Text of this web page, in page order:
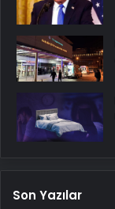
Son Yazılar